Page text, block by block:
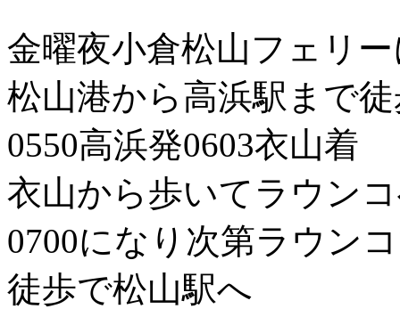
金曜夜小倉松山フェリ
松山港から高浜駅まで
0550高浜発0603衣山着
衣山から歩いてラウン
0700になり次第ラウン
徒歩で松山駅へ